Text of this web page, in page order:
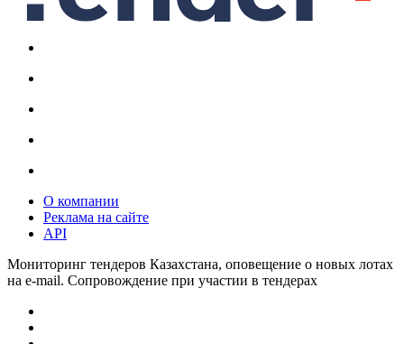
О компании
Реклама на сайте
API
Мониторинг тендеров Казахстана, оповещение о новых лотах
на e-mail. Сопровождение при участии в тендерах